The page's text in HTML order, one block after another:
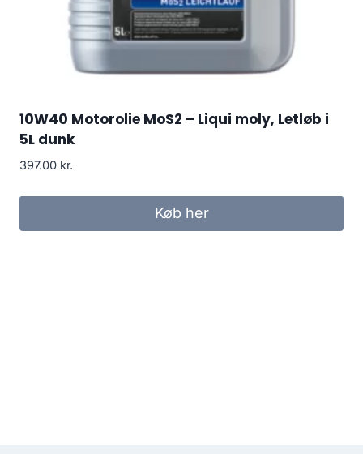
10W40 Motorolie MoS2 – Liqui moly, Letløb i
5L dunk
397.00 kr.
Køb her